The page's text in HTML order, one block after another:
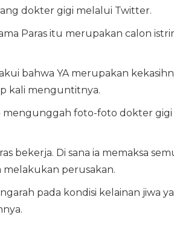
dokter gigi melalui Twitter.
Paras itu merupakan calon
bahwa YA merupakan
kali menguntitnya.
mengunggah foto-foto dokter
bekerja. Di sana ia memaksa
perusakan.
pada kondisi kelainan jiwa